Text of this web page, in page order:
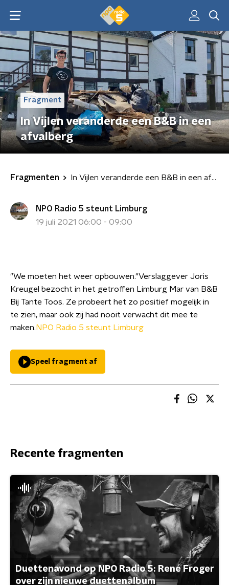
Fragment
In Vijlen veranderde een B&B in een
afvalberg
Fragmenten In Vijlen veranderde een B&B in een afvalberg
NPO Radio 5 steunt Limburg
19 juli 2021 06:00 - 09:00
"We moeten het weer opbouwen."Verslaggever Joris
Kreugel bezocht in het getroffen Limburg Mar van B&B
Bij Tante Toos. Ze probeert het zo positief mogelijk in
te zien, maar ook zij had nooit verwacht dit mee te
maken. NPO Radio 5 steunt Limburg
Speel fragment af
Recente fragmenten
Duettenavond op NPO Radio 5: René Froger
over zijn nieuwe duettenalbum